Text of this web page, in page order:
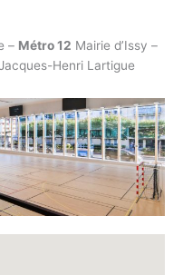
– Métro 12 Mairie d’Issy –
Henri Lartigue